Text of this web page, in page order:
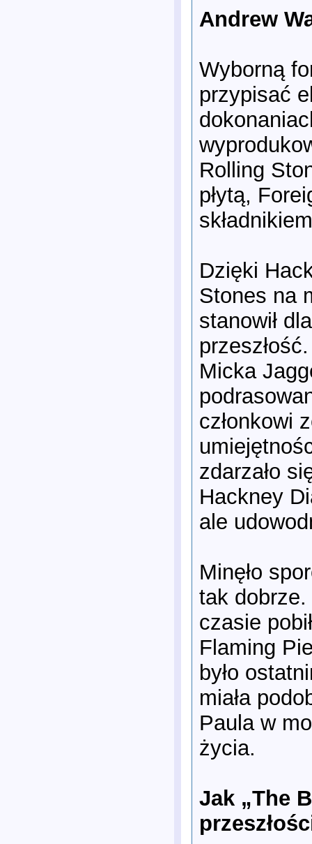
Andrew
Wyborną
przypisać
Rolling
płytą,
Dzięki
Stones na
stanowił
Micka
członkowi
zdarzało
Hackney
ale
Minęło
tak dobrze.
czasie
Flaming
było
miała
Paula w
życia.
Jak „The